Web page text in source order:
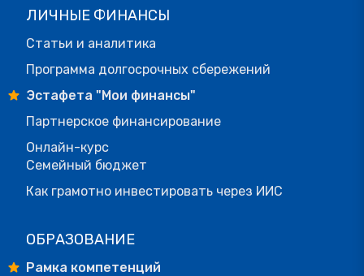
ЛИЧНЫЕ ФИНАНСЫ
Статьи и аналитика
Программа долгосрочных сбережений
Эстафета "Мои финансы"
Партнерское финансирование
Онлайн-курс
Семейный бюджет
Как грамотно инвестировать через ИИС
ОБРАЗОВАНИЕ
Рамка компетенций